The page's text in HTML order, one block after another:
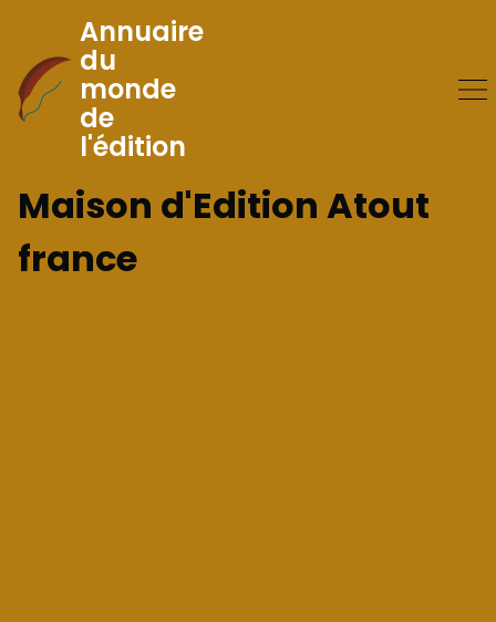
Skip
to
Content
Annuaire
du
monde
de
l'édition
Maison d'Edition Atout
france